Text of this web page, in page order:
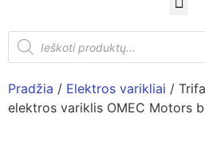
Pradžia / Elektros varikliai /
elektros variklis OMEC Motors